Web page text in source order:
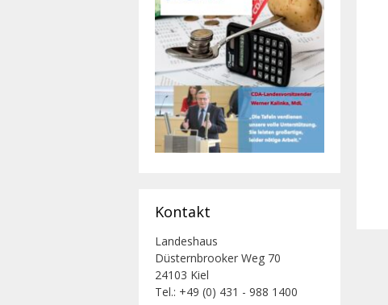
Kontakt
Landeshaus
Düsternbrooker Weg 70
24103 Kiel
Tel.: +49 (0) 431 - 988 1400